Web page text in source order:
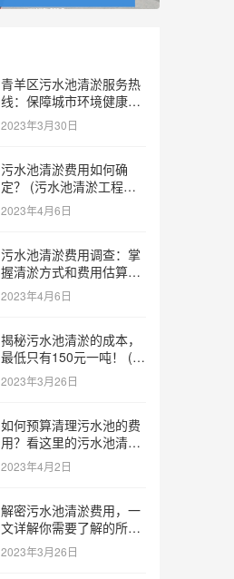
青羊区污水池清淤服务热
线：保障城市环境健康和
可持续发展。 (青羊区污
水池清淤服务热线)
2023年3月30日
污水池清淤费用如何确
定？ (污水池清淤工程价
格多少)
2023年4月6日
污水池清淤费用调查：掌
握清淤方式和费用估算技
巧 (污水池清淤多少钱一
方米)
2023年4月6日
揭秘污水池清淤的成本，
最低只有150元一吨！ (污
水池清淤一米多少钱一吨)
2023年3月26日
如何预算清理污水池的费
用？看这里的污水池清淤
工程报价表范本！ (污水
池清淤工程报价表范本)
2023年4月2日
解密污水池清淤费用，一
文详解你需要了解的所有
因素 (污水池清淤一米多
少钱)
2023年3月26日